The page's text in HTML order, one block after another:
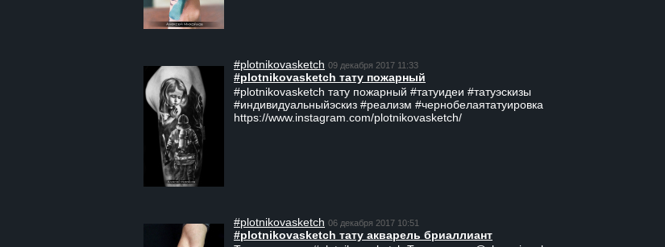
#plotnikovasketch 09 декабря 2017 11:33
#plotnikovasketch тату пожарный
#plotnikovasketch тату пожарный #татуидеи #татуэскизы
#индивидуальныйэскиз #реализм #чернобелаятатуировка
https://www.instagram.com/plotnikovasketch/
#plotnikovasketch 06 декабря 2017 10:51
#plotnikovasketch тату акварель бриаллиант